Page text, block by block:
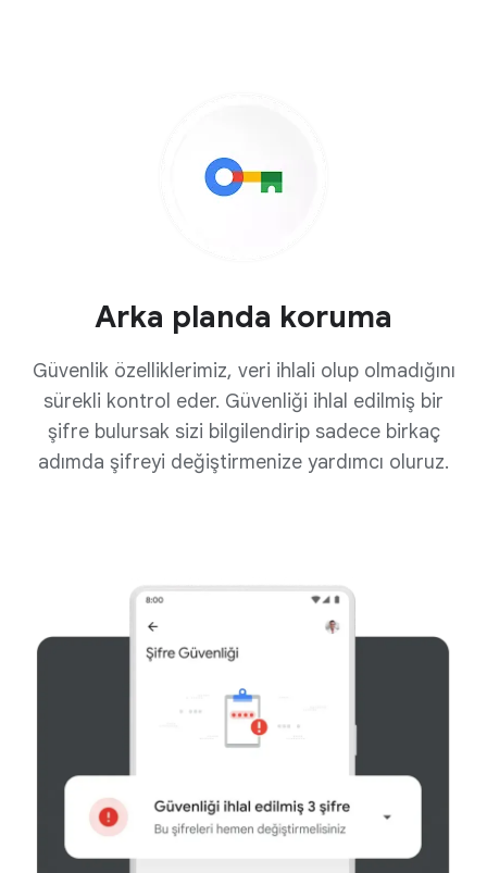
Arka planda koruma
Güvenlik özelliklerimiz, veri ihlali olup olmadığını
sürekli kontrol eder. Güvenliği ihlal edilmiş bir
şifre bulursak sizi bilgilendirip sadece birkaç
adımda şifreyi değiştirmenize yardımcı oluruz.